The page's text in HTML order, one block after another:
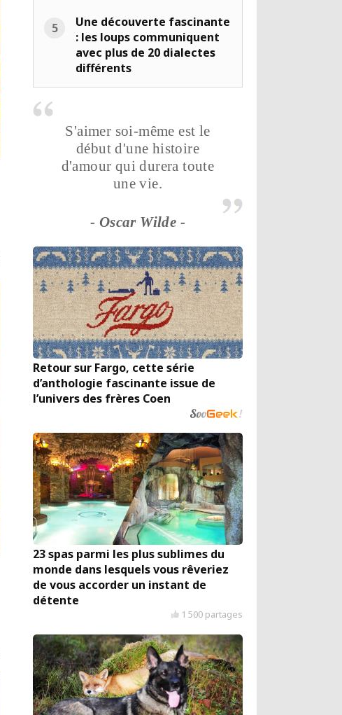
Une découverte fascinante
: les loups communiquent
avec plus de 20 dialectes
différents
S'aimer soi-même est le
début d'une histoire
d'amour qui durera toute
une vie.
- Oscar Wilde -
Retour sur Fargo, cette série
d’anthologie fascinante issue de
l’univers des frères Coen
23 spas parmi les plus sublimes du
monde dans lesquels vous rêveriez
de vous accorder un instant de
détente
1 500 partages